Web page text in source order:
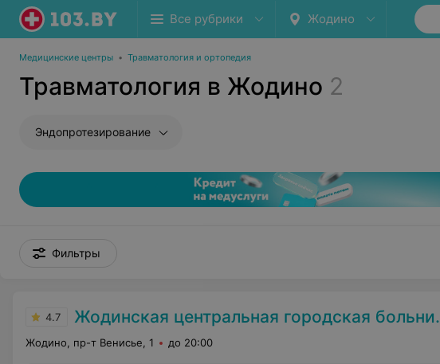
Все рубрики Жодино
Медицинские центры • Травматология и ортопедия
Травматология в Жодино 2
Эндопротезирование
Фильтры
4.7 Жодинская центральная городская больница
Жодино, пр-т Венисье, 1 до 20:00